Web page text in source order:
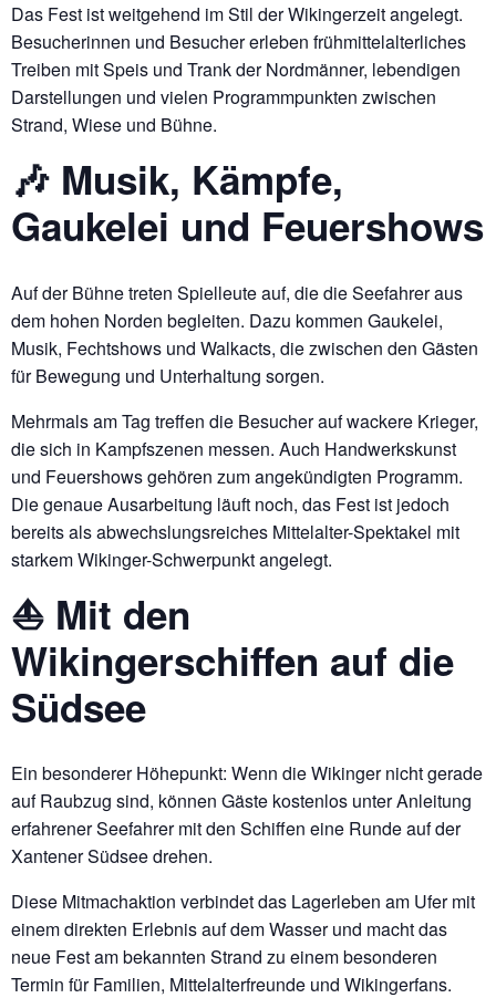
Das Fest ist weitgehend im Stil der Wikingerzeit angelegt.
Besucherinnen und Besucher erleben frühmittelalterliches
Treiben mit Speis und Trank der Nordmänner, lebendigen
Darstellungen und vielen Programmpunkten zwischen
Strand, Wiese und Bühne.
🎶 Musik, Kämpfe,
Gaukelei und Feuershows
Auf der Bühne treten Spielleute auf, die die Seefahrer aus
dem hohen Norden begleiten. Dazu kommen Gaukelei,
Musik, Fechtshows und Walkacts, die zwischen den Gästen
für Bewegung und Unterhaltung sorgen.
Mehrmals am Tag treffen die Besucher auf wackere Krieger,
die sich in Kampfszenen messen. Auch Handwerkskunst
und Feuershows gehören zum angekündigten Programm.
Die genaue Ausarbeitung läuft noch, das Fest ist jedoch
bereits als abwechslungsreiches Mittelalter-Spektakel mit
starkem Wikinger-Schwerpunkt angelegt.
⛵ Mit den
Wikingerschiffen auf die
Südsee
Ein besonderer Höhepunkt: Wenn die Wikinger nicht gerade
auf Raubzug sind, können Gäste kostenlos unter Anleitung
erfahrener Seefahrer mit den Schiffen eine Runde auf der
Xantener Südsee drehen.
Diese Mitmachaktion verbindet das Lagerleben am Ufer mit
einem direkten Erlebnis auf dem Wasser und macht das
neue Fest am bekannten Strand zu einem besonderen
Termin für Familien, Mittelalterfreunde und Wikingerfans.